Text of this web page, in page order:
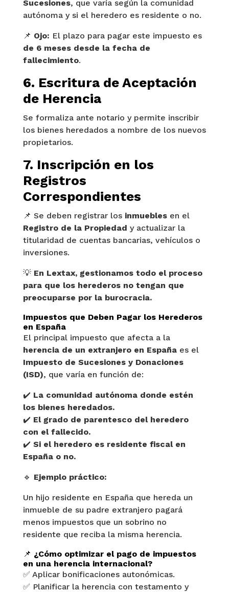
Sucesiones, que varía según la comunidad
autónoma y si el heredero es residente o no.
📌 Ojo: El plazo para pagar este impuesto es
de 6 meses desde la fecha de
fallecimiento.
6. Escritura de Aceptación
de Herencia
Se formaliza ante notario y permite inscribir
los bienes heredados a nombre de los nuevos
propietarios.
7. Inscripción en los
Registros
Correspondientes
📌 Se deben registrar los inmueblesen el
Registro de la Propiedad y actualizar la
titularidad de cuentas bancarias, vehículos o
inversiones.
💡 En Lextax, gestionamos todo el proceso
para que los herederos no tengan que
preocuparse por la burocracia.
Impuestos que Deben Pagar los Herederos
en España
El principal impuesto que afecta a la
herencia de un extranjero en Españaes el
Impuesto de Sucesiones y Donaciones
(ISD), que varía en función de:
✔️ La comunidad autónoma donde estén
los bienes heredados.
✔️ El grado de parentesco del heredero
con el fallecido.
✔️ Si el heredero es residente fiscal en
España o no.
🔹 Ejemplo práctico:
Un hijo residente en España que hereda un
inmueble de su padre extranjero pagará
menos impuestos que un sobrino no
residente que reciba la misma herencia.
📌 ¿Cómo optimizar el pago de impuestos
en una herencia internacional?
✅ Aplicar bonificaciones autonómicas.
✅ Planificar la herencia con testamento y